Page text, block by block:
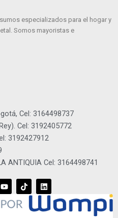
especializados para el hogar y
Somos mayoristas e
Cel: 3164498737
Cel: 3192405772
3192427912
ANTIQUIA Cel: 3164498741
Y
o
u
t
T
i
L
i
n
e